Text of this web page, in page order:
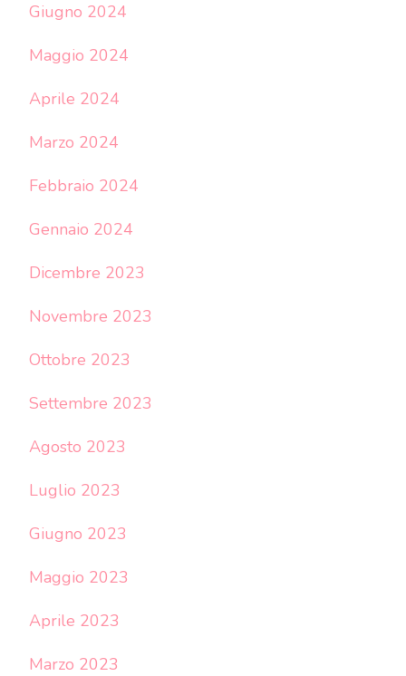
Giugno 2024
Maggio 2024
Aprile 2024
Marzo 2024
Febbraio 2024
Gennaio 2024
Dicembre 2023
Novembre 2023
Ottobre 2023
Settembre 2023
Agosto 2023
Luglio 2023
Giugno 2023
Maggio 2023
Aprile 2023
Marzo 2023